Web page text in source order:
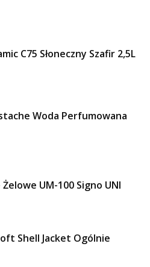
C75 Słoneczny Szafir 2,5L
Woda Perfumowana
UM-100 Signo UNI
Shell Jacket Ogólnie